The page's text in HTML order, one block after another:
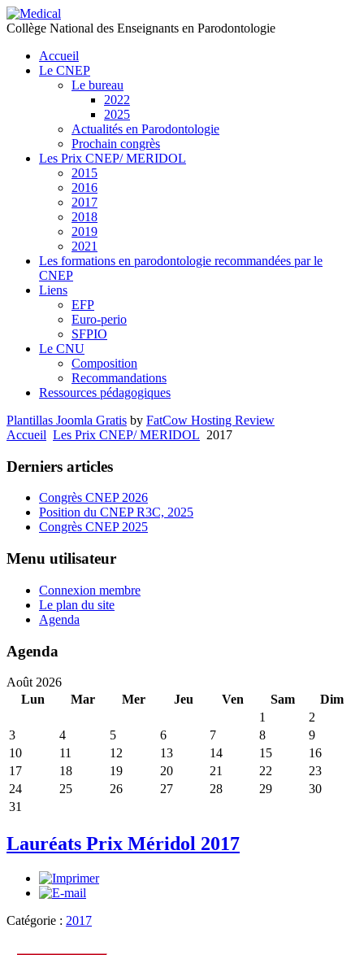
Collège National des Enseignants en Parodontologie
Accueil
Le CNEP
Le bureau
2022
2025
Actualités en Parodontologie
Prochain congrès
Les Prix CNEP/ MERIDOL
2015
2016
2017
2018
2019
2021
Les formations en parodontologie recommandées par le
CNEP
Liens
EFP
Euro-perio
SFPIO
Le CNU
Composition
Recommandations
Ressources pédagogiques
Plantillas Joomla Gratis by FatCow Hosting Review
Accueil Les Prix CNEP/ MERIDOL 2017
Derniers articles
Congrès CNEP 2026
Position du CNEP R3C, 2025
Congrès CNEP 2025
Menu utilisateur
Connexion membre
Le plan du site
Agenda
Agenda
précédente
précédent
suivante
suivant
Août 2026
Lun
Mar Mer Jeu Ven Sam
Dim
1
2
3
4 5 6 7 8
9
10
11 12 13 14 15
16
17
18 19 20 21 22
23
24
25 26 27 28 29
30
31
Lauréats Prix Méridol 2017
Catégorie : 2017